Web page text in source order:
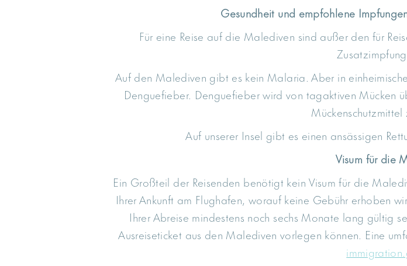
Gesundheit und empfohlene
Für eine Reise auf die Malediven sind außer den für
Auf den Malediven gibt es kein Malaria. Aber in
Denguefieber. Denguefieber wird von tagaktiven Mücken
Auf unserer Insel gibt es einen ansässigen
Visum für die
Ein Großteil der Reisenden benötigt kein Visum für die
Ihrer Ankunft am Flughafen, worauf keine Gebühr erhoben
Ihrer Abreise mindestens noch sechs Monate lang gültig
Ausreiseticket aus den Malediven vorlegen können. Eine